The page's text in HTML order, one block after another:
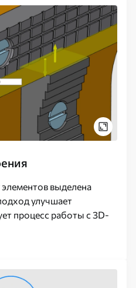
выделена
улучшает
процесс работы с 3D-